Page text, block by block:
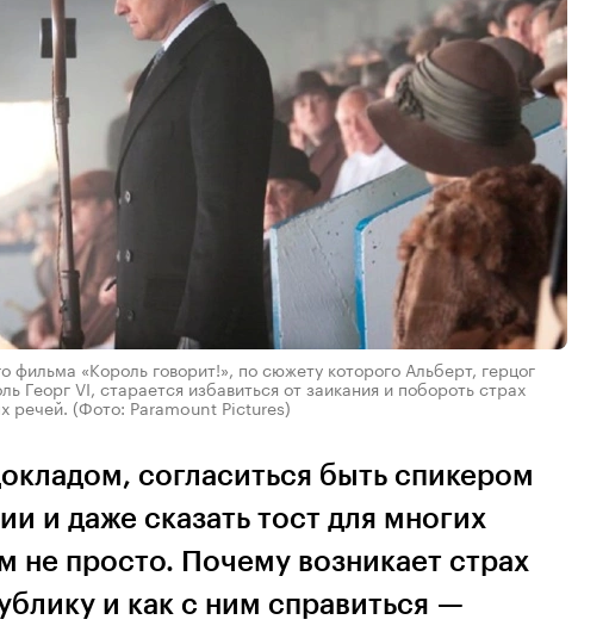
фильма «Король говорит!», по сюжету которого Альберт, герцог
Георг VI, старается избавиться от заикания и побороть страх
речей. (Фото: Paramount Pictures)
согласиться быть спикером
и даже сказать тост для многих
не просто. Почему возникает страх
и как с ним справиться —